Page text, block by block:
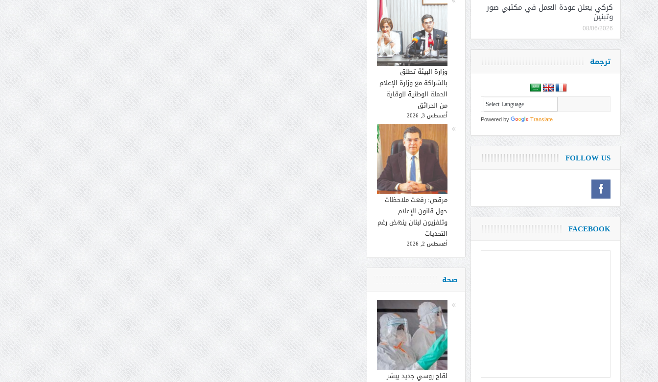
وزارة البيئة تطلق
بالشراكة مع وزارة الإعلام
الحملة الوطنية للوقاية
من الحرائق
أغسطس 3, 2026
مرقص: رفعت ملاحظات
حول قانون الإعلام
وتلفزيون لبنان ينهض رغم
التحديات
أغسطس 2, 2026
صحة
لقاح روسي جديد يبشر
كركي يعلن عودة العمل في مكتبي صور
وتبنين
08/06/2026
ترجمة
Powered by Translate
FOLLOW US
FACEBOOK